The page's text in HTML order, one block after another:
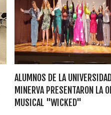
ALUMNOS DE LA
MINERVA PRESENTARON LA
MUSICAL "WICKED"